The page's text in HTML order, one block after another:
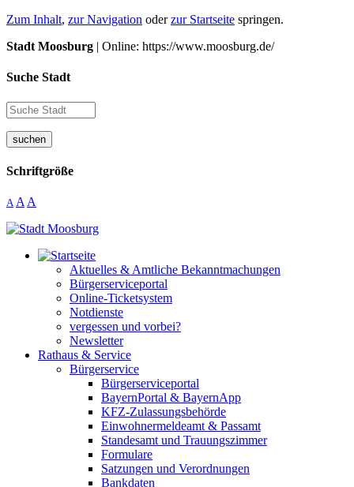
Zum Inhalt, zur Navigation oderzur Startseite springen.
Stadt Moosburg | Online: https://www.moosburg.de/
Suche Stadt
suchen
Schriftgröße
A A A
Aktuelles & Amtliche Bekanntmachungen
Bürgerserviceportal
Online-Ticketsystem
Notdienste
vergessen und vorbei?
Newsletter
Rathaus & Service
Bürgerservice
Bürgerserviceportal
BayernPortal & BayernApp
KFZ-Zulassungsbehörde
Einwohnermeldeamt & Passamt
Standesamt und Trauungszimmer
Formulare
Satzungen und Verordnungen
Bankdaten